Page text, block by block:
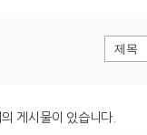
의 게시물이 있습니다.